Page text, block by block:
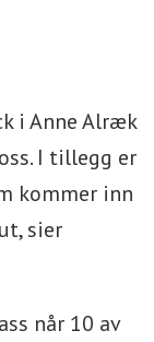
i Anne Alræk
I tillegg er
kommer inn
sier
når 10 av